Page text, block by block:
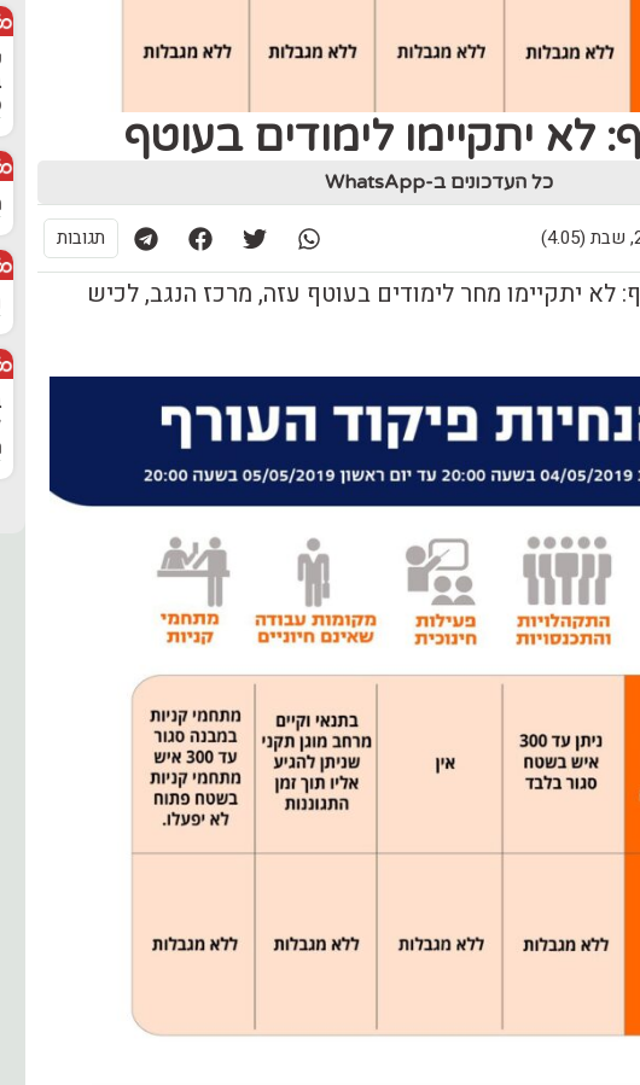
לא יתקיימו לימודים בעוטף
כל העדכונים ב-WhatsApp
תגובות
לא יתקיימו מחר לימודים בעוטף עזה, מרכז הנגב, לכיש